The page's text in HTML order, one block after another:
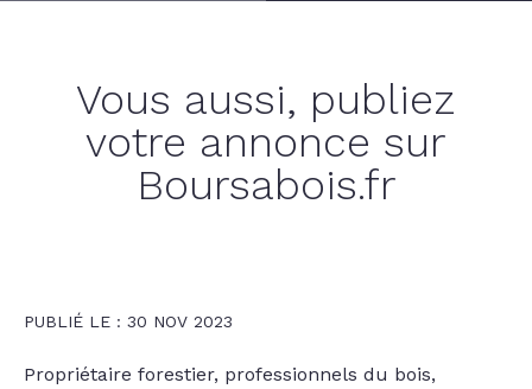
Vous aussi, publiez
votre annonce sur
Boursabois.fr
PUBLIÉ LE : 30 NOV 2023
Propriétaire forestier, professionnels du bois,